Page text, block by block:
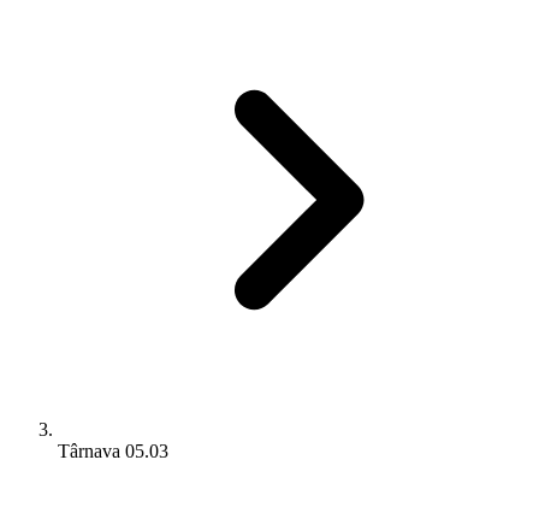
Târnava 05.03